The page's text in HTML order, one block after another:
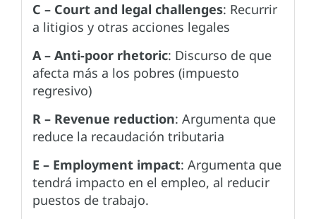
C – Court and legal challenges: Recurrir
a litigios y otras acciones legales
A – Anti-poor rhetoric: Discurso de que
afecta más a los pobres (impuesto
regresivo)
R – Revenue reduction: Argumenta que
reduce la recaudación tributaria
E – Employment impact: Argumenta que
tendrá impacto en el empleo, al reducir
puestos de trabajo.